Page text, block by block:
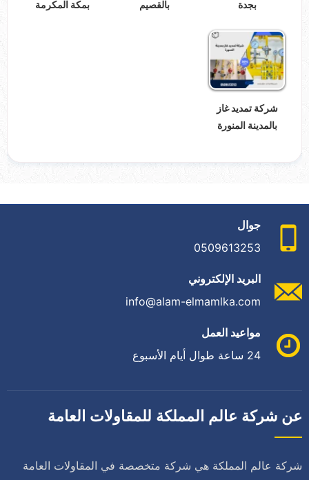
بجدة
بالقصيم
بمكة المكرمة
شركة تمديد غاز
بالمدينة المنورة
جوال
0509613253
البريد الإلكتروني
info@alam-elmamlka.com
مواعيد العمل
24 ساعة طوال أيام الأسبوع
عن شركة عالم المملكة للمقاولات العامة
شركة عالم المملكة هي شركة متخصصة في المقاولات العامة